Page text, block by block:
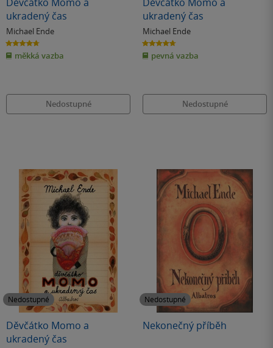
ukradený čas
Michael Ende
4.7
z
5
hvězdiček
měkká vazba
Nedostupné
ukradený čas
Michael Ende
4.7
z
5
hvězdiček
pevná vazba
Nedostupné
Nedostupné
Děvčátko Momo a
ukradený čas
Nedostupné
Nekonečný příběh